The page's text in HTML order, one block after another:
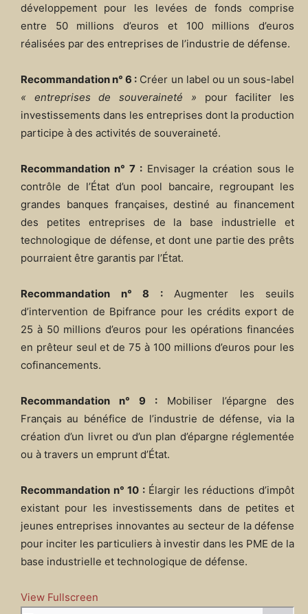
développement pour les levées de fonds comprise
entre 50 millions d’euros et 100 millions d’euros
réalisées par des entreprises de l’industrie de défense.
Recommandation n° 6 : Créer un label ou un sous-label
« entreprises de souveraineté » pour faciliter les
investissements dans les entreprises dont la production
participe à des activités de souveraineté.
Recommandation n° 7 :Envisager la création sous le
contrôle de l’État d’un pool bancaire, regroupant les
grandes banques françaises, destiné au financement
des petites entreprises de la base industrielle et
technologique de défense, et dont une partie des prêts
pourraient être garantis par l’État.
Recommandation n° 8 :Augmenter les seuils
d’intervention de Bpifrance pour les crédits export de
25 à 50 millions d’euros pour les opérations financées
en prêteur seul et de 75 à 100 millions d’euros pour les
cofinancements.
Recommandation n° 9 : Mobiliser l’épargne des
Français au bénéfice de l’industrie de défense, via la
création d’un livret ou d’un plan d’épargne réglementée
ou à travers un emprunt d’État.
Recommandation n° 10 :Élargir les réductions d’impôt
existant pour les investissements dans de petites et
jeunes entreprises innovantes au secteur de la défense
pour inciter les particuliers à investir dans les PME de la
base industrielle et technologique de défense.
View Fullscreen